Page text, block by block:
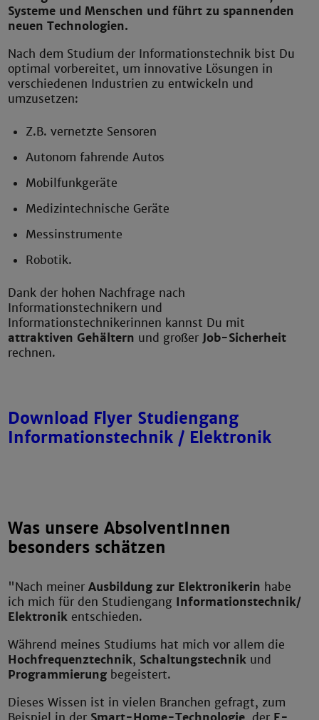
Systeme und Menschen und führt zu spannenden
neuen Technologien.
Nach dem Studium der Informationstechnik bist Du
optimal vorbereitet, um innovative Lösungen in
verschiedenen Industrien zu entwickeln und
umzusetzen:
Z.B. vernetzte Sensoren
Autonom fahrende Autos
Mobilfunkgeräte
Medizintechnische Geräte
Messinstrumente
Robotik.
Dank der hohen Nachfrage nach
Informationstechnikern und
Informationstechnikerinnen kannst Du mit
attraktiven Gehältern und großer Job-Sicherheit
rechnen.
Download Flyer Studiengang
Informationstechnik / Elektronik
Was unsere AbsolventInnen
besonders schätzen
"Nach meinerAusbildung zur Elektronikerin habe
ich mich für den Studiengang Informationstechnik/
Elektronik entschieden.
Während meines Studiums hat mich vor allem die
Hochfrequenztechnik, Schaltungstechnik und
Programmierung begeistert.
Dieses Wissen ist in vielen Branchen gefragt, zum